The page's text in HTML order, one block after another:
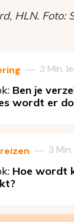
HLN. Foto:
— 3 Min.
Ben je
wordt er
— 3
Hoe wordt